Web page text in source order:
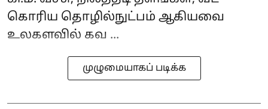
கொரிய தொழில்நுட்பம் ஆகியவை
உலகளவில் கவ ...
முழுமையாகப் படிக்க